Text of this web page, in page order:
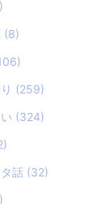
(8)
(259)
(324)
話 (32)